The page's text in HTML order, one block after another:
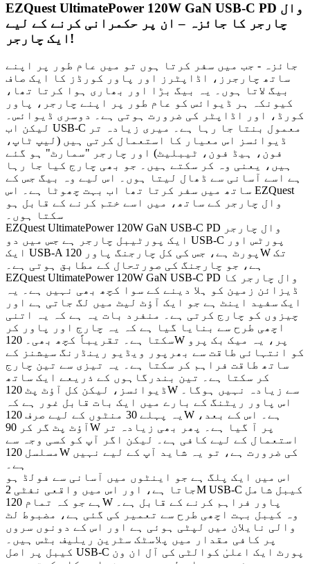
EZQuest UltimatePower 120W GaN USB-C PD وال
چارجر کا جائزہ – ان پر حکمرانی کرنے کے لیے
ایک چارجر!
جائزہ - جب میں سفر کرتا ہوں تو میں عام طور پر اپنے
ساتھ چارجرز، اڈاپٹرز اور پاور کورڈز کا ایک صاف
بیگ لاتا ہوں۔ یہ بیگ بڑا اور بھاری ہوا کرتا تھا،
کیونکہ ہر ڈیوائس کو عام طور پر اپنے چارجر، پاور
کورڈ، اور اڈاپٹر کی ضرورت ہوتی ہے۔ دوسری ڈیوائس۔
لیکن اب USB-C معمول بنتا جا رہا ہے۔ میری زیادہ تر
ڈیوائسز اس معیار کا استعمال کرتی ہیں (لیپ ٹاپ،
فون، ہیڈ فون، ٹیبلیٹ) اور چارجر "سمارٹ" ہو گئے
ہیں، یعنی وہ کر سکتے ہیں۔ جو بھی چارج کیا جا رہا
ہے اسے آسانی سے ڈھال لیتا ہوں۔ اس لیے وہ بیگ جس کے
ساتھ میں سفر کرتا تھا اب بہت چھوٹا ہے۔ اس EZQuest
وال چارجر کے ساتھ، میں اسے ختم کرنے کے قابل ہو
سکتا ہوں۔
EZQuest UltimatePower 120W GaN USB-C PD وال چارجر
ایک پورٹیبل چارجر ہے جس میں دو USB-C پورٹس اور
ایک USB-A پورٹ ہے، جس کی کل چارجنگ پاور 120W تک
ہے، جو چارجنگ کی صورتحال کے مطابق ہوتی ہے۔
EZQuest UltimatePower 120W GaN USB-C PD وال چارجر کا
ڈیزائن زمین کو ہلا دینے کے سوا کچھ بھی نہیں ہے۔ یہ
ایک سفید اینٹ ہے جو ایک آؤٹ لیٹ میں لگ جاتی ہے اور
چیزوں کو چارج کرتی ہے۔ منفرد بات یہ ہے کہ یہ اتنی
اچھی طرح سے بنایا گیا ہے کہ یہ چارج اور پاور کر
سکتا ہے۔ تقریباً کچھ بھی۔ 120W پر، یہ میک بک پرو
کو انتہائی طاقت سے بھرپور ویڈیو رینڈرنگ سیشنز کے
ساتھ طاقت فراہم کر سکتا ہے۔ یہ تیزی سے تین چارج
کر سکتا ہے۔ تین بندرگاہوں کے ذریعے ایک ساتھ
ڈیوائسز، لیکن کل آؤٹ پٹ 120W سے زیادہ نہیں ہوگا۔
اس پاور ریٹنگ کے بارے میں ایک بات قابل غور ہے کہ
یہ پہلے 30 منٹوں کے لیے صرف 120W ہے۔ اس کے بعد،
آؤٹ پٹ گر کر 90W پر آ گیا ہے۔ پھر بھی زیادہ تر
استعمال کے لیے کافی ہے۔ لیکن اگر آپ کو کسی وجہ سے
مسلسل 120W کی ضرورت ہے، تو یہ شاید آپ کے لیے نہیں
ہے۔
اس میں ایک پلگ ہے جو اینٹوں میں آسانی سے فولڈ ہو
جاتا ہے، اور اس میں واقعی نفٹی 2M USB-C کیبل شامل
ہے جو کہ تمام 120W پاور فراہم کرنے کے قابل ہے۔
وہ کیبل بہت اچھی طرح سے تعمیر کی گئی ہے، مضبوط لٹ
والی نایلان میں لپٹی ہوئی ہے اور اس کے دونوں سروں
پر کافی مقدار میں پلاسٹک سٹرین ریلیف بٹس ہیں۔
کیبل پر اصل USB-C پورٹ ایک اعلیٰ کوالٹی کی آل ان ون